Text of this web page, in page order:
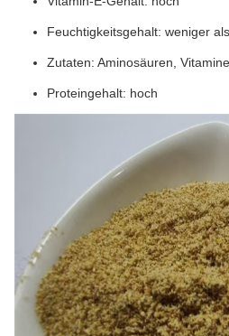
Feuchtigkeitsgehalt: weniger
Zutaten: Aminosäuren,
Proteingehalt: hoch